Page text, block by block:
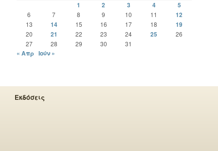
1
2 3 4 5
6 7 8 9 10 11 12
13 14 15 16 17 18 19
20 21 22 23 24 25
26
27
28 29 30 31
« Απρ Ιούν »
Εκδόσεις